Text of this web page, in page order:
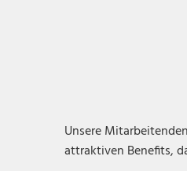
Unsere
attraktiven Benefits,